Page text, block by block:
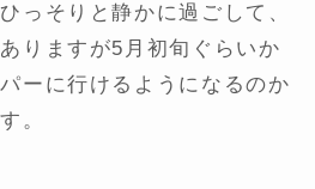
っそりと静かに過ごして、
りますが5月初旬ぐらいか
ーに行けるようになるのか
。